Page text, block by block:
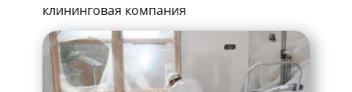
клининговая компания